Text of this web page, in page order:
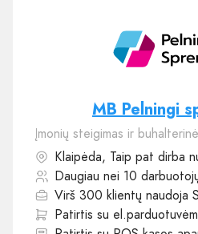
MB Pelningi
Įmonių steigimas ir
Klaipėda, Taip pat dirba
Daugiau nei 10
Virš 300 klientų naudoja
Patirtis su